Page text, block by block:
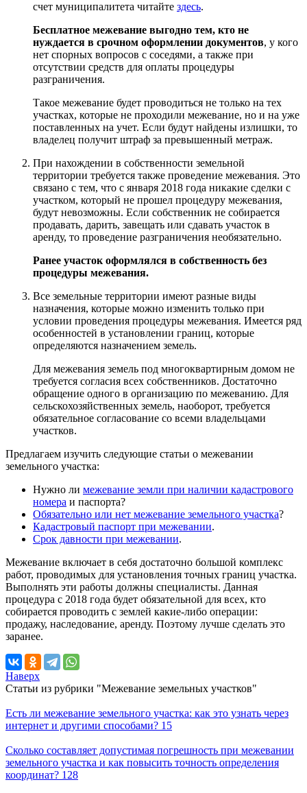
счет муниципалитета читайте здесь.
Бесплатное межевание выгодно тем, кто не
нуждается в срочном оформлении документов, у кого
нет спорных вопросов с соседями, а также при
отсутствии средств для оплаты процедуры
разграничения.
Такое межевание будет проводиться не только на тех
участках, которые не проходили межевание, но и на уже
поставленных на учет. Если будут найдены излишки, то
владелец получит штраф за превышенный метраж.
При нахождении в собственности земельной
территории требуется также проведение межевания. Это
связано с тем, что с января 2018 года никакие сделки с
участком, который не прошел процедуру межевания,
будут невозможны. Если собственник не собирается
продавать, дарить, завещать или сдавать участок в
аренду, то проведение разграничения необязательно.
Ранее участок оформлялся в собственность без
процедуры межевания.
Все земельные территории имеют разные виды
назначения, которые можно изменить только при
условии проведения процедуры межевания. Имеется ряд
особенностей в установлении границ, которые
определяются назначением земель.
Для межевания земель под многоквартирным домом не
требуется согласия всех собственников. Достаточно
обращение одного в организацию по межеванию. Для
сельскохозяйственных земель, наоборот, требуется
обязательное согласование со всеми владельцами
участков.
Предлагаем изучить следующие статьи о межевании
земельного участка:
Нужно ли межевание земли при наличии кадастрового
номера и паспорта?
Обязательно или нет межевание земельного участка?
Кадастровый паспорт при межевании.
Срок давности при межевании.
Межевание включает в себя достаточно большой комплекс
работ, проводимых для установления точных границ участка.
Выполнять эти работы должны специалисты. Данная
процедура с 2018 года будет обязательной для всех, кто
собирается проводить с землей какие-либо операции:
продажу, наследование, аренду. Поэтому лучше сделать это
заранее.
Наверх
Статьи из рубрики "Межевание земельных участков"
Есть ли межевание земельного участка: как это узнать через
интернет и другими способами? 15
Сколько составляет допустимая погрешность при межевании
земельного участка и как повысить точность определения
координат? 128